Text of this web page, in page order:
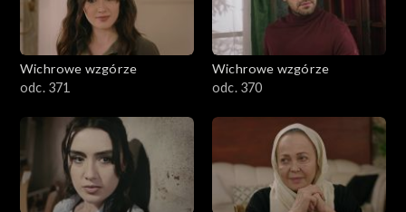
Wichrowe wzgórze
odc. 371
Wichrowe wzgórze
odc. 370